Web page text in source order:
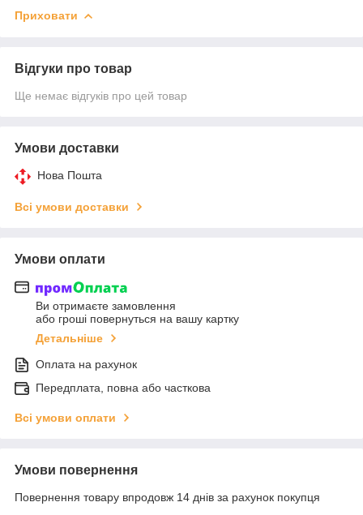
Приховати
Відгуки про товар
Ще немає відгуків про цей товар
Умови доставки
Нова Пошта
Всі умови доставки
Умови оплати
Ви отримаєте замовлення
або гроші повернуться на вашу картку
Детальніше
Оплата на рахунок
Передплата, повна або часткова
Всі умови оплати
Умови повернення
Повернення товару впродовж 14 днів за рахунок покупця